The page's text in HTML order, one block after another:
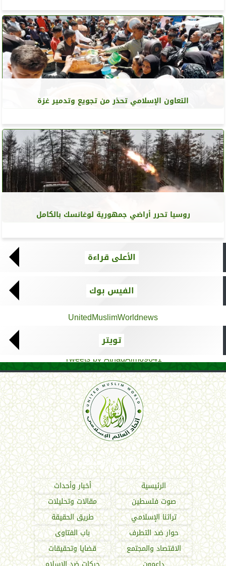
التعاون الإسلامي تحذر من تجويع وتدمير غزة
روسيا تحرر أراضي جمهورية لوغانسك بالكامل
الأعلى قراءة
الفيس بوك
UnitedMuslimWorldnews
تويتر
Tweets by AthadAlm69641
اتحاد العالم الإسلامي
الرئيسية
أخبار وأحداث
صوت فلسطين
مقالات وتحليلات
تراثنا الإسلامي
طريق الحقيقة
حوار ضد التطرف
باب الفتاوى
الاقتصاد والمجتمع
قضايا وتحقيقات